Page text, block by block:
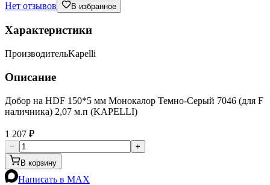
Нет отзывов В избранное
Характеристики
ПроизводительKapelli
Описание
Добор на HDF 150*5 мм Монокалор Темно-Серый 7046 (для F
наличника) 2,07 м.п (KAPELLI)
1 207 ₽
−
+
В корзину
Написать в MAX